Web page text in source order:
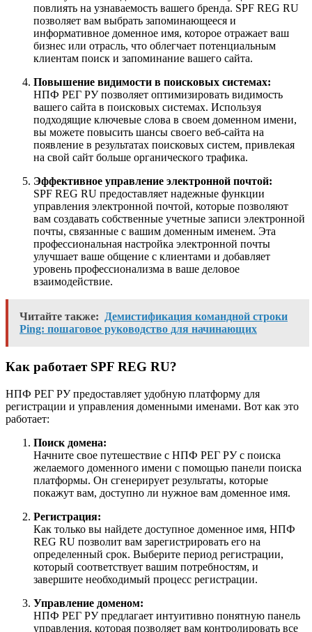
повлиять на узнаваемость вашего бренда. SPF REG RU
позволяет вам выбрать запоминающееся и
информативное доменное имя, которое отражает ваш
бизнес или отрасль, что облегчает потенциальным
клиентам поиск и запоминание вашего сайта.
Повышение видимости в поисковых системах:
НПФ РЕГ РУ позволяет оптимизировать видимость
вашего сайта в поисковых системах. Используя
подходящие ключевые слова в своем доменном имени,
вы можете повысить шансы своего веб-сайта на
появление в результатах поисковых систем, привлекая
на свой сайт больше органического трафика.
Эффективное управление электронной почтой:
SPF REG RU предоставляет надежные функции
управления электронной почтой, которые позволяют
вам создавать собственные учетные записи электронной
почты, связанные с вашим доменным именем. Эта
профессиональная настройка электронной почты
улучшает ваше общение с клиентами и добавляет
уровень профессионализма в ваше деловое
взаимодействие.
Читайте также:
Демистификация командной строки
Ping: пошаговое руководство для начинающих
Как работает SPF REG RU?
НПФ РЕГ РУ предоставляет удобную платформу для
регистрации и управления доменными именами. Вот как это
работает:
Поиск домена:
Начните свое путешествие с НПФ РЕГ РУ с поиска
желаемого доменного имени с помощью панели поиска
платформы. Он сгенерирует результаты, которые
покажут вам, доступно ли нужное вам доменное имя.
Регистрация:
Как только вы найдете доступное доменное имя, НПФ
REG RU позволит вам зарегистрировать его на
определенный срок. Выберите период регистрации,
который соответствует вашим потребностям, и
завершите необходимый процесс регистрации.
Управление доменом:
НПФ РЕГ РУ предлагает интуитивно понятную панель
управления, которая позволяет вам контролировать все